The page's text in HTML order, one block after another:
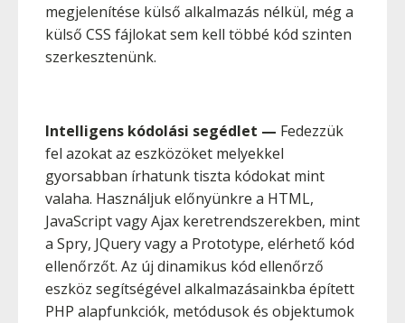
megjelenítése külső alkalmazás nélkül, még a
külső CSS fájlokat sem kell többé kód szinten
szerkesztenünk.
Intelligens kódolási segédlet — Fedezzük
fel azokat az eszközöket melyekkel
gyorsabban írhatunk tiszta kódokat mint
valaha. Használjuk előnyünkre a HTML,
JavaScript vagy Ajax keretrendszerekben, mint
a Spry, JQuery vagy a Prototype, elérhető kód
ellenőrzőt. Az új dinamikus kód ellenőrző
eszköz segítségével alkalmazásainkba épített
PHP alapfunkciók, metódusok és objektumok